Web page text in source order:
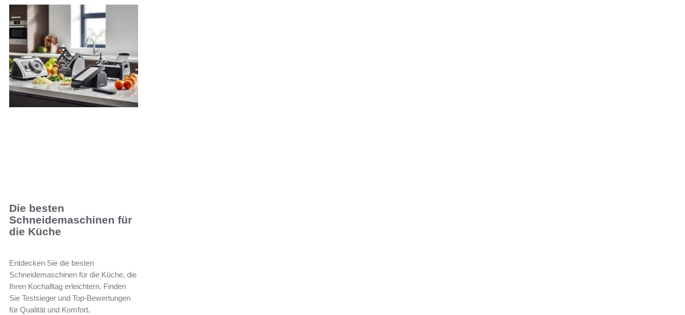
Die besten
Schneidemaschinen für
die Küche
Entdecken Sie die besten
Schneidemaschinen für die Küche, die
Ihren Kochalltag erleichtern. Finden
Sie Testsieger und Top-Bewertungen
für Qualität und Komfort.